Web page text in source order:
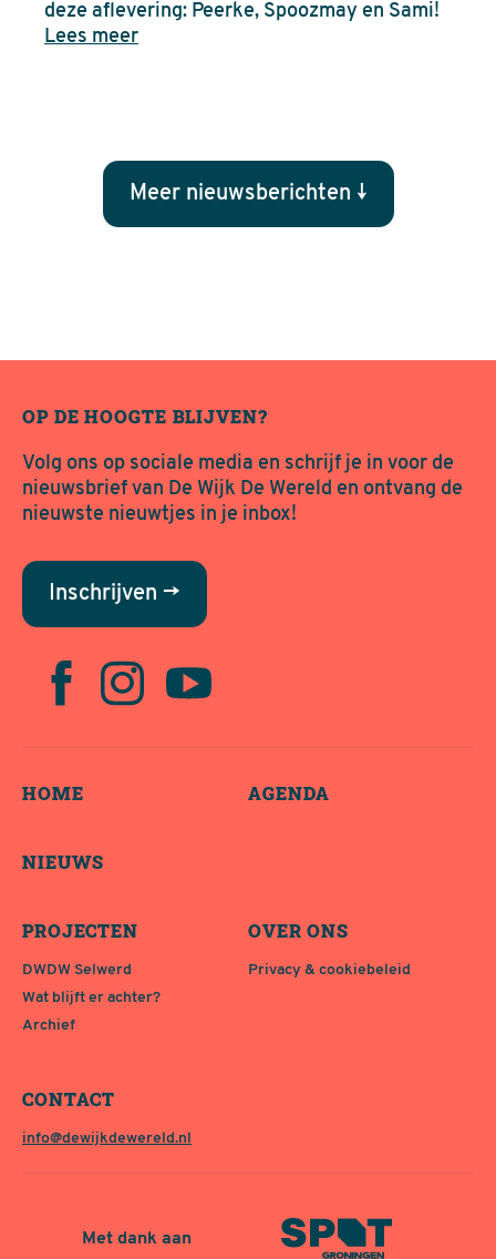
deze aflevering: Peerke, Spoozmay en Sami!
Lees meer
Meer nieuwsberichten ↓
OP DE HOOGTE BLIJVEN?
Volg ons op sociale media en schrijf je in voor de
nieuwsbrief van De Wijk De Wereld en ontvang de
nieuwste nieuwtjes in je inbox!
Inschrijven →
HOME AGENDA
NIEUWS
PROJECTEN
DWDW Selwerd
Wat blijft er achter?
Archief
OVER ONS
Privacy & cookiebeleid
CONTACT
info@dewijkdewereld.nl
Met dank aan